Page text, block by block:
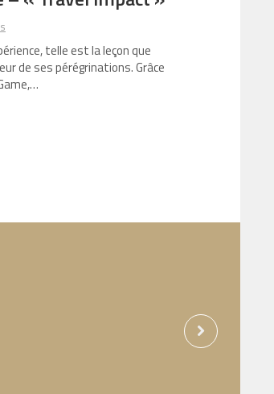
telle est la leçon que
de ses pérégrinations. Grâce